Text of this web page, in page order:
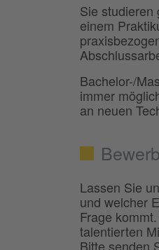
Sie studieren
einem
Bachelor-/
immer
an neuen
Lassen Sie
und welcher
Frage
talentierten
Bitte senden